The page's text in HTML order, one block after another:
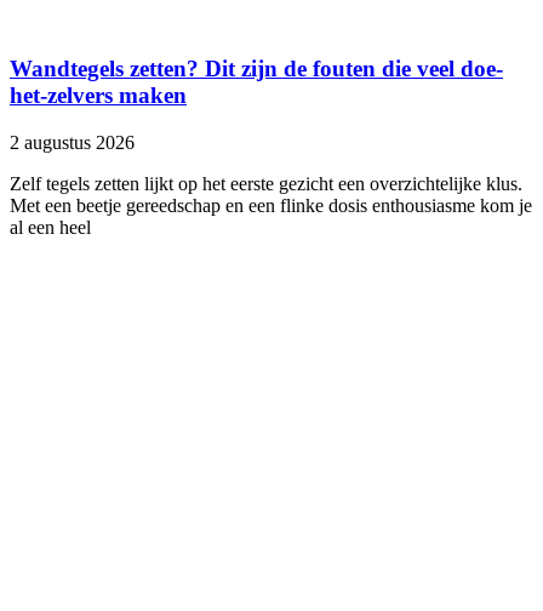
Wandtegels zetten? Dit zijn de fouten die veel doe-
het-zelvers maken
2 augustus 2026
Zelf tegels zetten lijkt op het eerste gezicht een overzichtelijke klus.
Met een beetje gereedschap en een flinke dosis enthousiasme kom je
al een heel